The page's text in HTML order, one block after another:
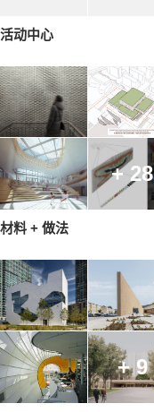
活动中心
+ 28
材料 + 做法
+ 9